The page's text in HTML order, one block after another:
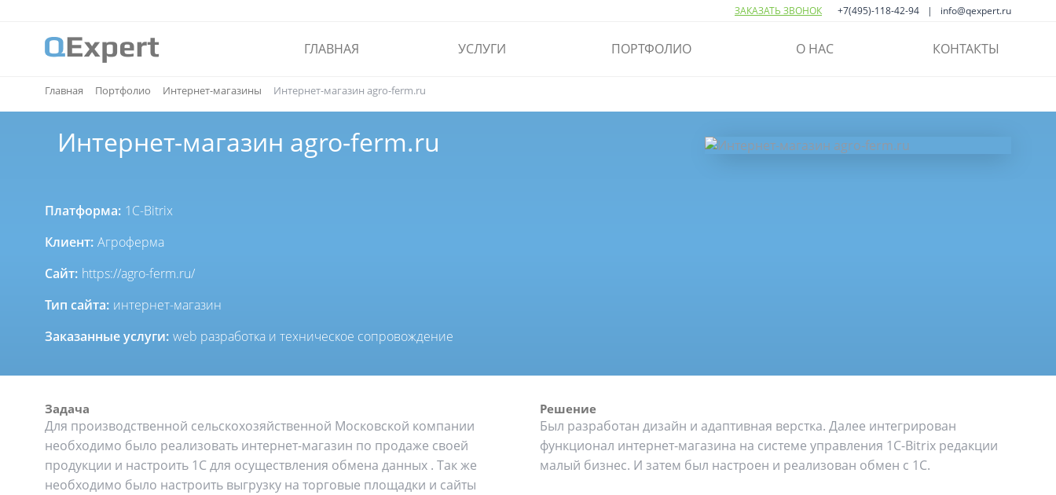
ЗАКАЗАТЬ ЗВОНОК +7(495)-118-42-94 info@qexpert.ru
ГЛАВНАЯ УСЛУГИ ПОРТФОЛИО О НАС КОНТАКТЫ
Главная Портфолио Интернет-магазины Интернет-магазин agro-ferm.ru
Интернет-магазин agro-ferm.ru
Платформа: 1C-Bitrix
Клиент: Агроферма
Сайт: https://agro-ferm.ru/
Тип сайта: интернет-магазин
Заказанные услуги: web разработка и техническое сопровождение
Задача Решение
Для производственной сельскохозяйственной Московской компании
необходимо было реализовать интернет-магазин по продаже своей
продукции и настроить 1С для осуществления обмена данных . Так же
необходимо было настроить выгрузку на торговые площадки и сайты
Был разработан дизайн и адаптивная верстка. Далее интегрирован
функционал интернет-магазина на системе управления 1C-Bitrix редакции
малый бизнес. И затем был настроен и реализован обмен с 1С.